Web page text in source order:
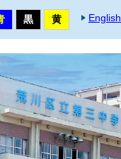
English